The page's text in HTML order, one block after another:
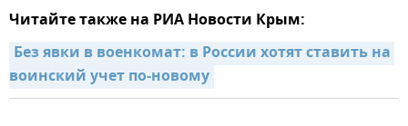
Читайте также на РИА Новости Крым:
Без явки в военкомат: в России хотят ставить на
воинский учет по-новому